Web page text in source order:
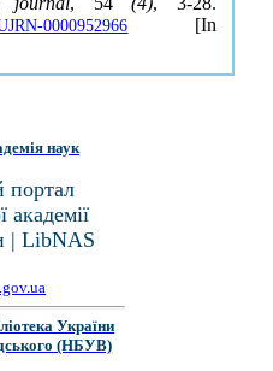
0000952966 [In
наук
портал
академії
| LibNAS
України
(НБУВ)